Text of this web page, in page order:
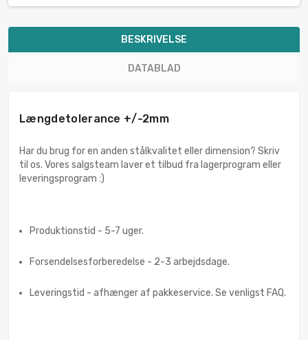
BESKRIVELSE
DATABLAD
Længdetolerance +/-2mm
Har du brug for en anden stålkvalitet eller dimension? Skriv
til os. Vores salgsteam laver et tilbud fra lagerprogram eller
leveringsprogram :)
Produktionstid - 5-7 uger.
Forsendelsesforberedelse - 2-3 arbejdsdage.
Leveringstid - afhænger af pakkeservice. Se venligst FAQ.